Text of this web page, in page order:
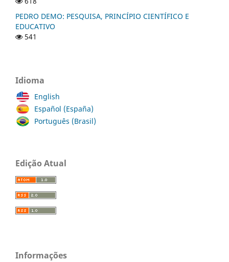
PEDRO DEMO: PESQUISA, PRINCÍPIO CIENTÍFICO E
EDUCATIVO
541
Idioma
English
Español (España)
Português (Brasil)
Edição Atual
Informações